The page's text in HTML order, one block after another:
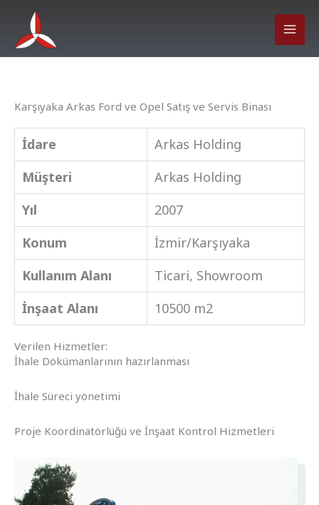
Karşıyaka Arkas Ford ve Opel Satış ve Servis Binası
İdare
Arkas Holding
Müşteri
Arkas Holding
Yıl
2007
Konum
İzmir/Karşıyaka
Kullanım Alanı
Ticari, Showroom
İnşaat Alanı
10500 m2
Verilen Hizmetler:
İhale Dökümanlarının hazırlanması
İhale Süreci yönetimi
Proje Koordinatörlüğü ve İnşaat Kontrol Hizmetleri